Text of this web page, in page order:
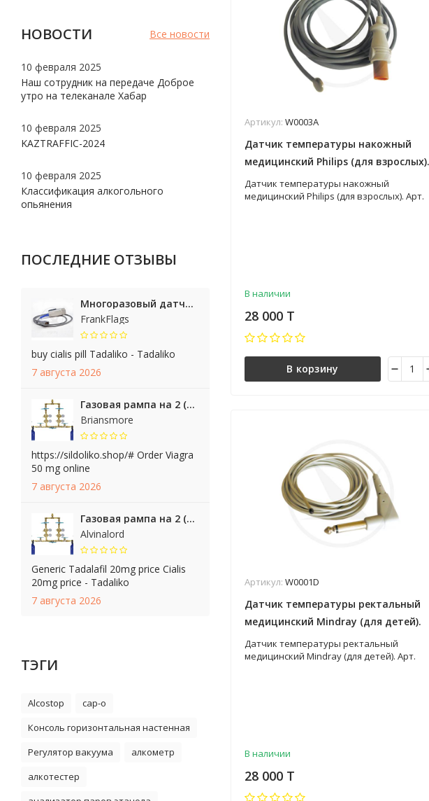
Все новости
НОВОСТИ
10 февраля 2025
Наш сотрудник на передаче Доброе
утро на телеканале Хабар
10 февраля 2025
KAZTRAFFIC-2024
10 февраля 2025
Классификация алкогольного
опьянения
ПОСЛЕДНИЕ ОТЗЫВЫ
Многоразовый датчик сатурации Nellcor (напалечник/взрослый/короткий)
FrankFlags
buy cialis pill Tadaliko - Tadaliko
7 августа 2026
Газовая рампа на 2 (1+1) баллона
Briansmore
https://sildoliko.shop/# Order Viagra
50 mg online
7 августа 2026
Газовая рампа на 2 (1+1) баллона
Alvinalord
Generic Tadalafil 20mg price Cialis
20mg price - Tadaliko
7 августа 2026
ТЭГИ
Alcostop
cap-o
Консоль горизонтальная настенная
Регулятор вакуума
алкометр
алкотестер
Артикул: W0003A
Датчик температуры накожный
медицинский Philips (для взрослых).
Арт. W0003A
Датчик температуры накожный
медицинский Philips (для взрослых). Арт.
В наличии
28 000 T
В корзину
Артикул: W0001D
Датчик температуры ректальный
медицинский Mindray (для детей).
Арт. W0001D
Датчик температуры ректальный
медицинский Mindray (для детей). Арт.
В наличии
28 000 T